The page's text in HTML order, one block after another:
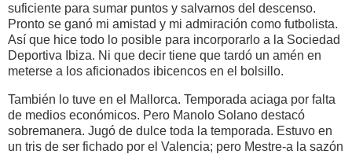
suficiente para sumar puntos y salvarnos del descenso.
Pronto se ganó mi amistad y mi admiración como futbolista.
Así que hice todo lo posible para incorporarlo a la Sociedad
Deportiva Ibiza. Ni que decir tiene que tardó un amén en
meterse a los aficionados ibicencos en el bolsillo.
También lo tuve en el Mallorca. Temporada aciaga por falta
de medios económicos. Pero Manolo Solano destacó
sobremanera. Jugó de dulce toda la temporada. Estuvo en
un tris de ser fichado por el Valencia; pero Mestre-a la sazón